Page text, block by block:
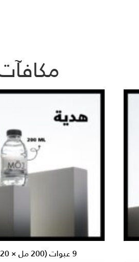
9 عبوات (200 مل × 20 بطل)